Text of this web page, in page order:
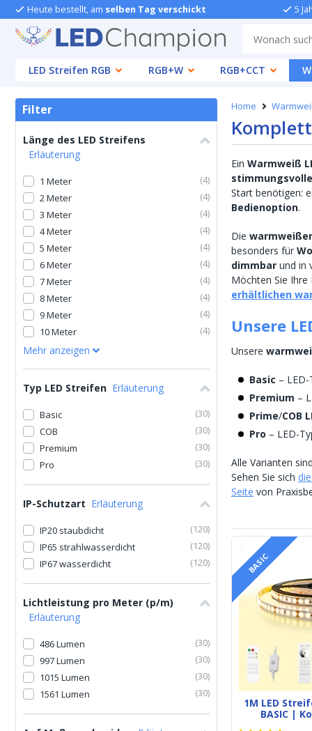
Heute bestellt, am selben Tag verschickt 5
LED Streifen RGB
RGB+W RGB+CCT
Filter
Länge des LED Streifens
Erläuterung
1 Meter (4)
2 Meter
(4)
3 Meter
(4)
4 Meter
(4)
5 Meter
(4)
6 Meter
(4)
7 Meter
(4)
8 Meter
(4)
9 Meter
(4)
10 Meter
(4)
Mehr anzeigen
Typ LED Streifen Erläuterung
Basic (30)
COB
(30)
Premium
(30)
Pro
(30)
IP-Schutzart Erläuterung
IP20 staubdicht (120)
IP65 strahlwasserdicht
(120)
IP67 wasserdicht
(120)
Lichtleistung pro Meter (p/m)
Erläuterung
486 Lumen (30)
997 Lumen
(30)
1015 Lumen
(30)
1561 Lumen
(30)
Home
Ein Warmweiß
Start benötigen:
Bedienoption.
Die
besonders für
dimmbar und in
Möchten Sie Ihre
erhältlichen
Unsere
Unsere
Basic –
Premium –
Prime/COB
Pro – LED-
Alle Varianten sind
Sehen Sie sich
Seite von
BASIC
1M LED
BASIC |